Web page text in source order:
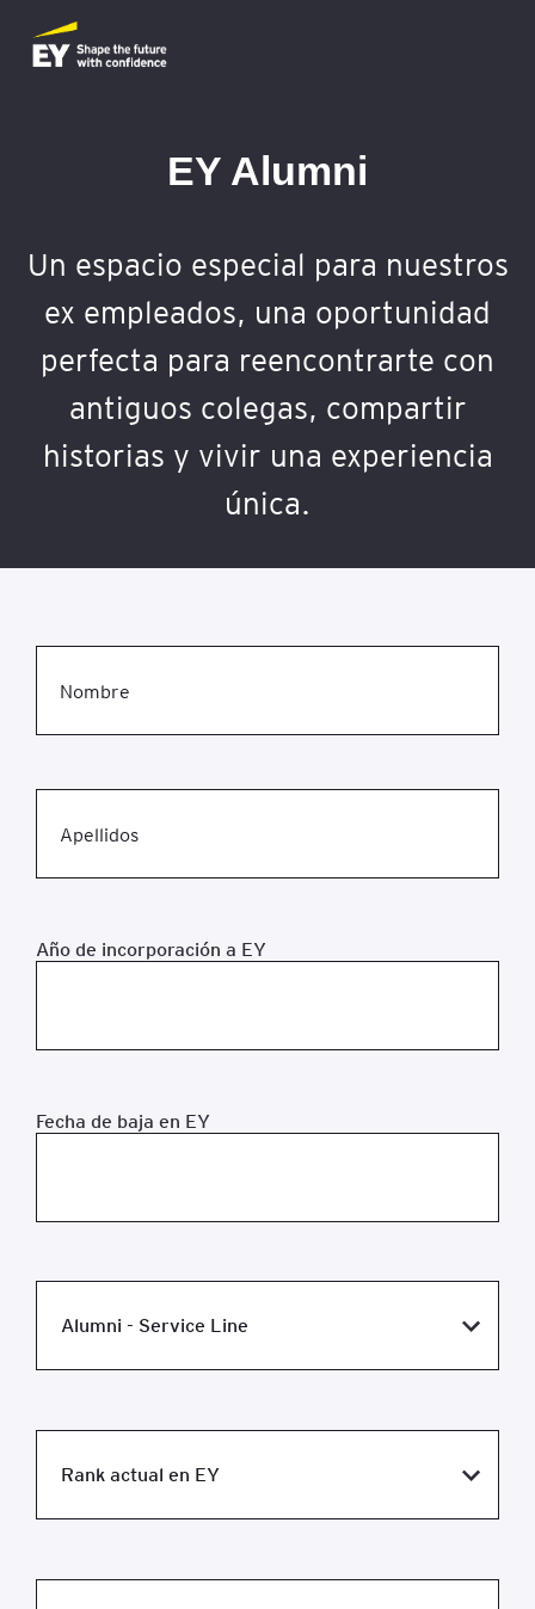
EY Alumni
Un espacio especial para nuestros
ex empleados, una oportunidad
perfecta para reencontrarte con
antiguos colegas, compartir
historias y vivir una experiencia
única.
Nombre
Apellidos
Año de incorporación a EY
Fecha de baja en EY